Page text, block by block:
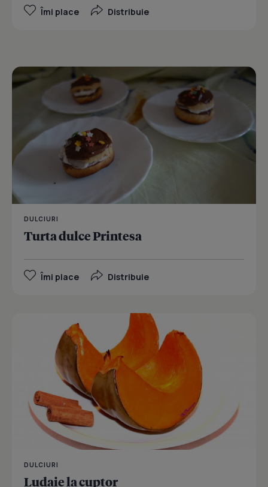
Îmi place Distribuie
DULCIURI
Turta dulce Printesa
Îmi place Distribuie
DULCIURI
Ludaie la cuptor